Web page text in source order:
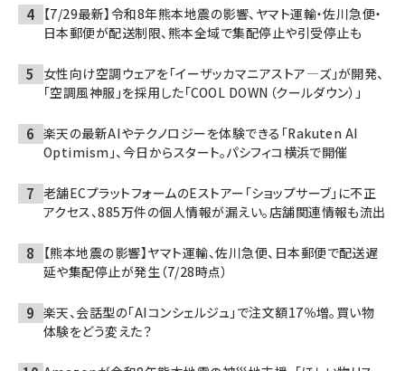
【7/29最新】令和8年熊本地震の影響、ヤマト運輸・佐川急便・
日本郵便が配送制限、熊本全域で集配停止や引受停止も
女性向け空調ウェアを「イーザッカマニアストア―ズ」が開発、
「空調風神服」を採用した「COOL DOWN（クールダウン）」
楽天の最新AIやテクノロジーを体験できる「Rakuten AI
Optimism」、今日からスタート。パシフィコ横浜で開催
老舗ECプラットフォームのEストアー「ショップサーブ」に不正
アクセス、885万件の個人情報が漏えい。店舗関連情報も流出
【熊本地震の影響】ヤマト運輸、佐川急便、日本郵便で配送遅
延や集配停止が発生（7/28時点）
楽天、会話型の「AIコンシェルジュ」で注文額17％増。買い物
体験をどう変えた？